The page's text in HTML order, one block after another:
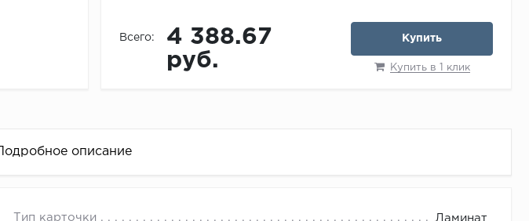
Всего:
4 388.67
руб.
Купить
Купить в 1 клик
Подробное описание
Тип карточки Ламинат